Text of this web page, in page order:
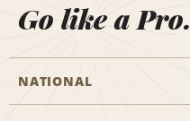
Go like a Pro.
NATIONAL